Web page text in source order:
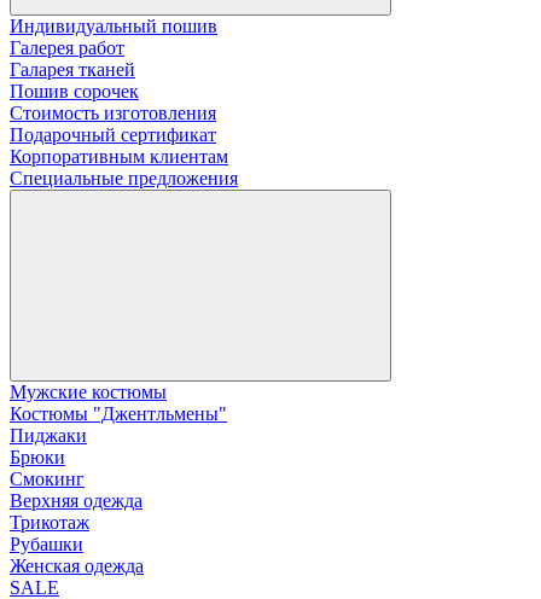
Индивидуальный пошив
Галерея работ
Галарея тканей
Пошив сорочек
Стоимость изготовления
Подарочный сертификат
Корпоративным клиентам
Специальные предложения
Мужские костюмы
Костюмы "Джентльмены"
Пиджаки
Брюки
Смокинг
Верхняя одежда
Трикотаж
Рубашки
Женская одежда
SALE